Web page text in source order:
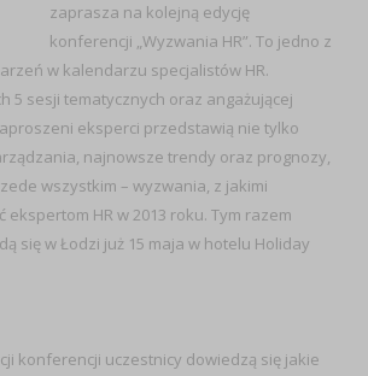
zaprasza na kolejną edycję
konferencji „Wyzwania HR”. To jedno z
w kalendarzu specjalistów HR.
5 sesji tematycznych oraz angażującej
eksperci przedstawią nie tylko
najnowsze trendy oraz prognozy,
wszystkim – wyzwania, z jakimi
ekspertom HR w 2013 roku. Tym razem
się w Łodzi już 15 maja w hotelu Holiday
konferencji uczestnicy dowiedzą się jakie